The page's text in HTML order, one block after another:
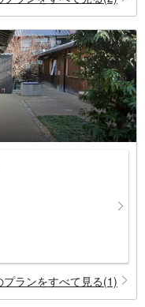
プランをすべて見る(1)